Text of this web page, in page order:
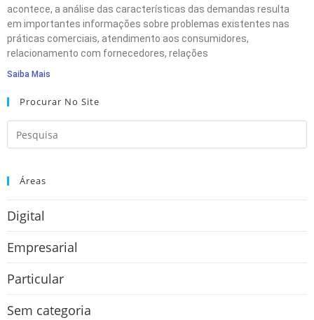
acontece, a análise das características das demandas resulta
em importantes informações sobre problemas existentes nas
práticas comerciais, atendimento aos consumidores,
relacionamento com fornecedores, relações
Saiba Mais
Procurar No Site
Áreas
Digital
Empresarial
Particular
Sem categoria